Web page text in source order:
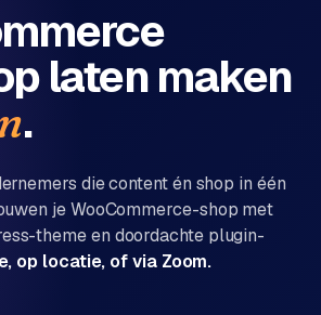
laten maken
.
die content én shop in één
je WooCommerce-shop met
theme en doordachte plugin-
op locatie, of via Zoom.